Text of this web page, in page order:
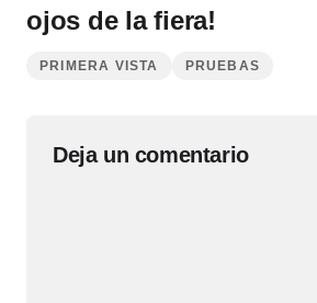
ojos de la fiera!
PRIMERA VISTA PRUEBAS
Deja un comentario